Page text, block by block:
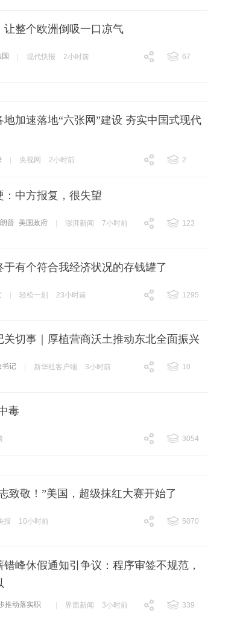
让整个欧洲倒吸一口凉气
现代快报 2小时前
67
地加速落地“六张网”建设 夯实中国式现代
央视网 2小时前
2
：中方报复，很失望
普 美国政府 澎湃新闻 7小时前
123
于有个符合我经济状况的存钱罐了
轻松一刻 23小时前
1295
关切事｜厚植营商沃土推动东北全面振兴
书记 新华社客户端 3小时前
10
毒
3054
致敬！”美国，超级抹红大赛开始了
报 10小时前
5070
峰休假通知引争议：程序审签不规范，
推动落实职
界面新闻 3小时前
339